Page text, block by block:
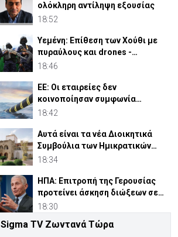
ολόκληρη αντίληψη εξουσίας
18:52
Υεμένη: Επίθεση των Χούθι με
πυραύλους και drones -
Τουλάχιστον 38 νεκροί
18:46
ΕΕ: Οι εταιρείες δεν
κοινοποίησαν συμφωνία
Meridiam για έλεγχο
18:42
Αυτά είναι τα νέα Διοικητικά
Συμβούλια των Ημικρατικών
Οργανισμών
18:34
ΗΠΑ: Επιτροπή της Γερουσίας
προτείνει άσκηση διώξεων σε
βάρος του Φάουτσι
18:30
Συνελήφθη 16χρονος για τον
Sigma TV Ζωντανά Τώρα